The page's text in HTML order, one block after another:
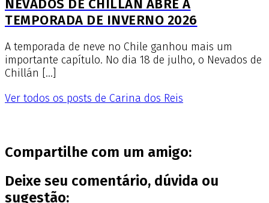
NEVADOS DE CHILLÁN ABRE A
TEMPORADA DE INVERNO 2026
A temporada de neve no Chile ganhou mais um
importante capítulo. No dia 18 de julho, o Nevados de
Chillán […]
Ver todos os posts de Carina dos Reis
Compartilhe com um amigo:
Deixe seu comentário, dúvida ou
sugestão: